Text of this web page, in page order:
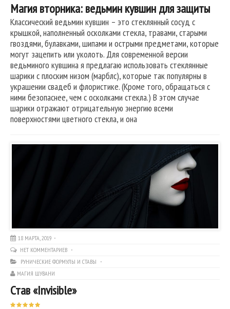
Магия вторника: ведьмин кувшин для защиты
Классический ведьмин кувшин – это стеклянный сосуд с
крышкой, наполненный осколками стекла, травами, старыми
гвоздями, булавками, шипами и острыми предметами, которые
могут зацепить или уколоть. Для современной версии
ведьминого кувшина я предлагаю использовать стеклянные
шарики с плоским низом (марблс), которые так популярны в
украшении свадеб и флористике. (Кроме того, обращаться с
ними безопаснее, чем с осколками стекла.) В этом случае
шарики отражают отрицательную энергию всеми
поверхностями цветного стекла, и она
18 МАРТА, 2019
НЕТ КОММЕНТАРИЕВ
РУНИЧЕСКИЕ ФОРМУЛЫ И СТАВЫ
МАГИЯ ШУВАНИ
Став «Invisible»